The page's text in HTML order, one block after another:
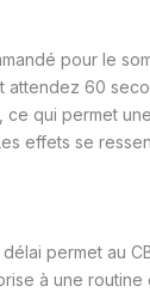
pour le
60
ce qui permet
effets se
permet au
à une